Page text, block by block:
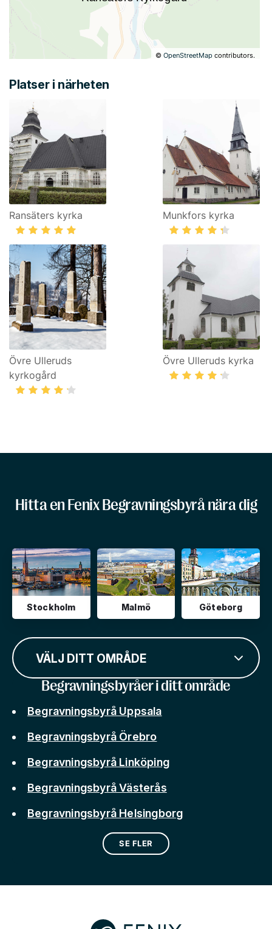
©OpenStreetMap contributors.
Platser i närheten
Ransäters kyrka Munkfors kyrka
Övre Ulleruds
kyrkogård
Övre Ulleruds kyrka
Hitta en Fenix Begravningsbyrå nära dig
Stockholm Malmö Göteborg
VÄLJ DITT OMRÅDE
Begravningsbyråer i ditt område
Begravningsbyrå Uppsala
Begravningsbyrå Örebro
Begravningsbyrå Linköping
Begravningsbyrå Västerås
Begravningsbyrå Helsingborg
SE FLER